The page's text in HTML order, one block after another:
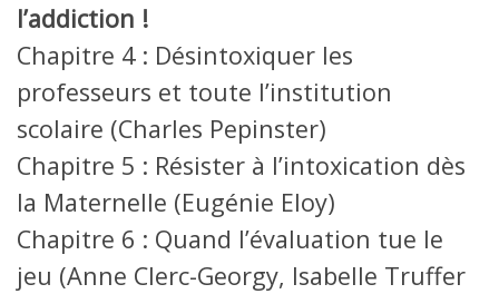
l’addiction !
Chapitre 4 : Désintoxiquer les
professeurs et toute l’institution
scolaire (Charles Pepinster)
Chapitre 5 : Résister à l’intoxication dès
la Maternelle (Eugénie Eloy)
Chapitre 6 : Quand l’évaluation tue le
jeu (Anne Clerc-Georgy, Isabelle Truffer